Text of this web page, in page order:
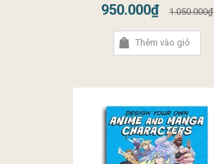
950.000₫ 1.050.000₫
Thêm vào giỏ